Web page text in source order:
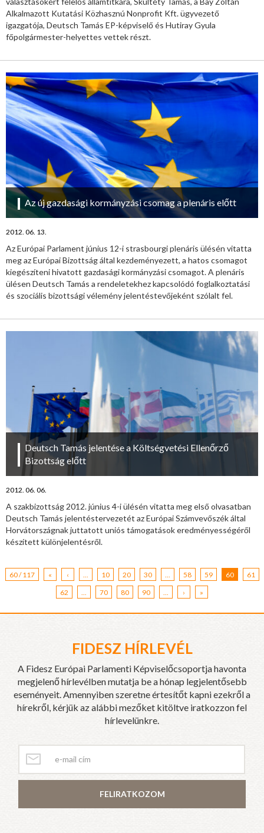
Alkalmazott Kutatási Közhasznú Nonprofit Kft. ügyvezető
igazgatója, Deutsch Tamás EP-képviselő és Hutiray Gyula
főpolgármester-helyettes vettek részt.
Az új gazdasági kormányzási csomag a plenáris előtt
2012. 06. 13.
Az Európai Parlament június 12-i strasbourgi plenáris ülésén vitatta
meg az Európai Bizottság által kezdeményezett, a hatos csomagot
kiegészíteni hivatott gazdasági kormányzási csomagot. A plenáris
ülésen Deutsch Tamás a rendeletekhez kapcsolódó foglalkoztatási
és szociális bizottsági vélemény jelentéstevőjeként szólalt fel.
Deutsch Tamás jelentése a Költségvetési Ellenőrző
Bizottság előtt
2012. 06. 06.
A szakbizottság 2012. június 4-i ülésén vitatta meg első olvasatban
Deutsch Tamás jelentéstervezetét az Európai Számvevőszék által
Horvátországnak juttatott uniós támogatások eredményességéről
készített különjelentésről.
60 / 117 « ‹ 10 20 30 58 59 60
61
62
70 80 90 › »
FIDESZ HÍRLEVÉL
A Fidesz Európai Parlamenti Képviselőcsoportja havonta
megjelenő hírlevélben mutatja be a hónap legjelentősebb
eseményeit. Amennyiben szeretne értesítőt kapni ezekről a
hírekről, kérjük az alábbi mezőket kitöltve iratkozzon fel
hírlevelünkre.
FELIRATKOZOM